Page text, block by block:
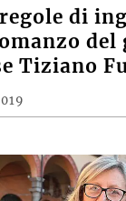
di
Tiziano